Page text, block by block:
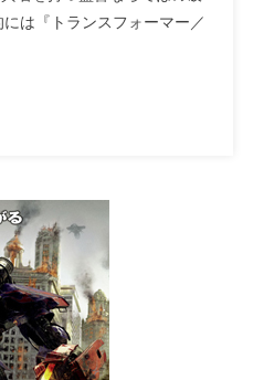
は『トランスフォーマー／